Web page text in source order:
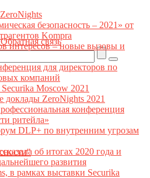
Обратная связь
безопасность – 2021» от
Kompra
интересов – новые вызовы и
для директоров по
компаний
Moscow 2021
ZeroNights 2021
конференция
ритейла»
DLP+ по внутренним угрозам
об итогах 2020 года и
развития
в рамках выставки Securika